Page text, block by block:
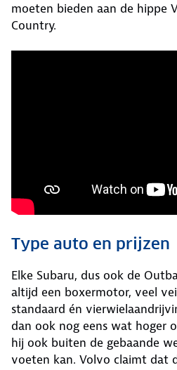
moeten bieden aan de hippe
Country.
Type auto en prijzen
Elke Subaru, dus ook de
altijd een boxermotor, veel
standaard én
dan ook nog eens wat hoger
hij ook buiten de gebaande
voeten kan. Volvo claimt dat